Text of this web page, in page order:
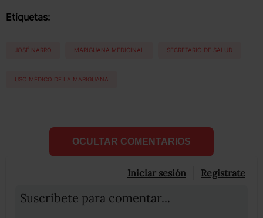
Etiquetas:
JOSÉ NARRO MARIGUANA MEDICINAL SECRETARIO DE SALUD
USO MÉDICO DE LA MARIGUANA
OCULTAR COMENTARIOS
Iniciar sesión Registrate
Suscribete para comentar...